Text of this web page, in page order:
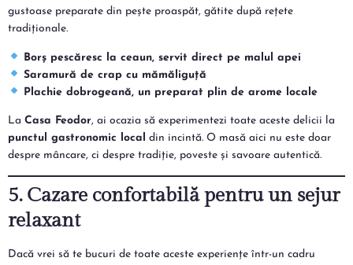
gustoase preparate din pește proaspăt, gătite după rețete
tradiționale.
Borș pescăresc la ceaun, servit direct pe malul apei
Saramură de crap cu mămăliguță
Plachie dobrogeană, un preparat plin de arome locale
La Casa Feodor, ai ocazia să experimentezi toate aceste delicii la
punctul gastronomic local din incintă. O masă aici nu este doar
despre mâncare, ci despre tradiție, poveste și savoare autentică.
5. Cazare confortabilă pentru un sejur
relaxant
Dacă vrei să te bucuri de toate aceste experiențe într-un cadru